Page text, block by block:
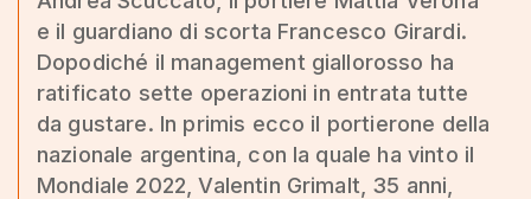
e il guardiano di scorta Francesco Girardi.
Dopodiché il management giallorosso ha
ratificato sette operazioni in entrata tutte
da gustare. In primis ecco il portierone della
nazionale argentina, con la quale ha vinto il
Mondiale 2022, Valentin Grimalt, 35 anni,